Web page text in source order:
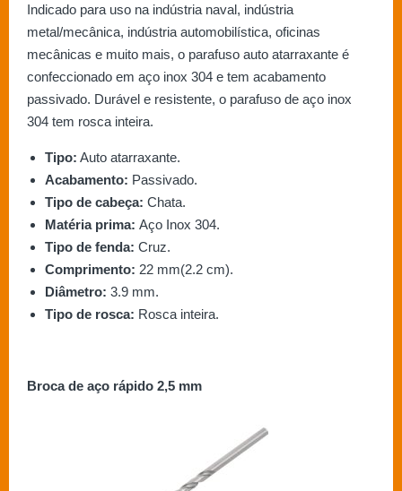
Indicado para uso na indústria naval, indústria
metal/mecânica, indústria automobilística, oficinas
mecânicas e muito mais, o parafuso auto atarraxante é
confeccionado em aço inox 304 e tem acabamento
passivado. Durável e resistente, o parafuso de aço inox
304 tem rosca inteira.
Tipo: Auto atarraxante.
Acabamento: Passivado.
Tipo de cabeça: Chata.
Matéria prima: Aço Inox 304.
Tipo de fenda: Cruz.
Comprimento: 22 mm(2.2 cm).
Diâmetro: 3.9 mm.
Tipo de rosca: Rosca inteira.
Broca de aço rápido 2,5 mm